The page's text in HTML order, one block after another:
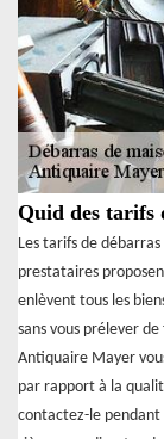
Quid des tarifs
Les tarifs de
prestataires
enlèvent tous les
sans vous prélever
Antiquaire Mayer
par rapport à la
contactez-le pendant